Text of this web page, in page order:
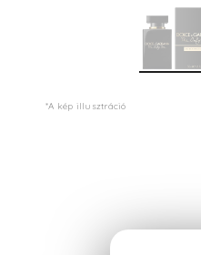
*A kép illusztráció